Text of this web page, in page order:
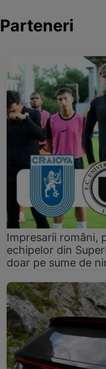
Parteneri
Impresarii români,
echipelor din
doar pe sume de